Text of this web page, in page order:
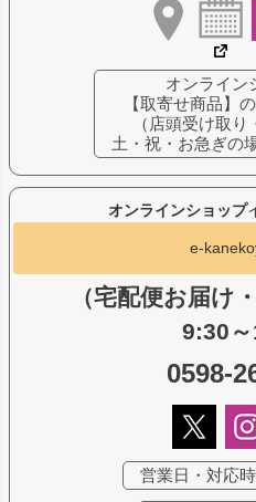
オンラインショップ
e-
（宅配便お届け
9:30
0598-
営業日・対応
オンライン
【取寄せ商品】
（店頭受け取り
土・祝・お急ぎの